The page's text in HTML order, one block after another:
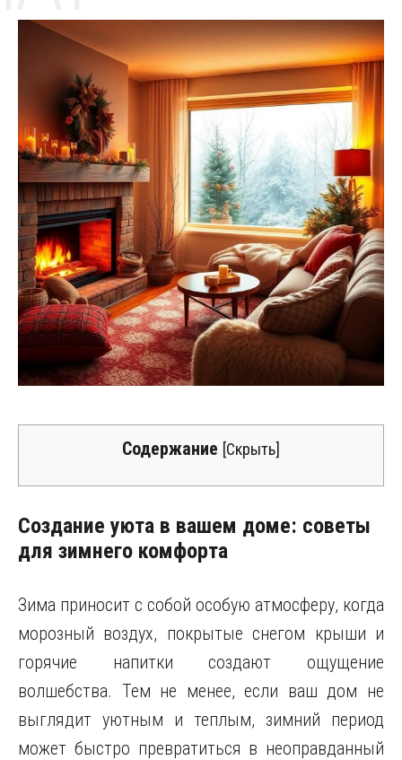
Содержание [Скрыть]
Создание уюта в вашем доме: советы
для зимнего комфорта
Зима приносит с собой особую атмосферу, когда
морозный воздух, покрытые снегом крыши и
горячие напитки создают ощущение
волшебства. Тем не менее, если ваш дом не
выглядит уютным и теплым, зимний период
может быстро превратиться в неоправданный